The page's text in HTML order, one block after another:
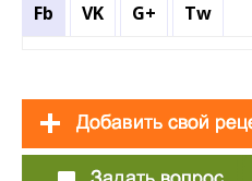
Fb VK G+ Tw